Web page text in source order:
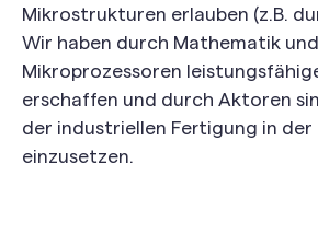
Mikrostrukturen erlauben (z.B.
Wir haben durch Mathematik und
Mikroprozessoren
erschaffen und durch Aktoren
der industriellen Fertigung in der
einzusetzen.